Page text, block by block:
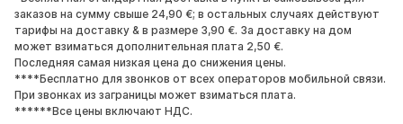
НОВИНКИ
Модные тенденции
Кроссовки и кеды
Ботинки
каблуках
заказов на сумму свыше 24,90 €; в остальных случаях действуют
тарифы на доставку & в размере 3,90 €. За доставку на дом
может взиматься дополнительная плата 2,50 €.
Последняя самая низкая цена до снижения цены.
****Бесплатно для звонков от всех операторов мобильной связи.
При звонках из заграницы может взиматься плата.
******Все цены включают НДС.